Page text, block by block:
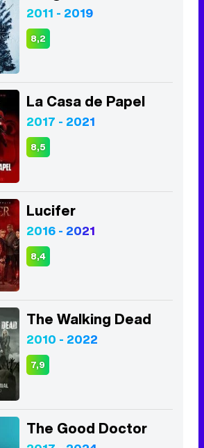
2011 - 2019
8,2
La Casa de Papel
2017 - 2021
8,5
Lucifer
2016 - 2021
8,4
The Walking Dead
2010 - 2022
7,9
The Good Doctor